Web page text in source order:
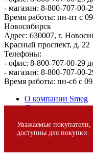
Уважаемые покупатели,
доступны для покупки.
- магазин: 8-800-707-00-
Время работы: пн-пт с
Новосибирск
Адрес: 630007, г.
Красный проспект, д. 22
Телефоны:
- офис: 8-800-707-00-29
- магазин: 8-800-707-00-
Время работы: пн-сб с
О компании Smeg
Доставка и оплата
Сервис